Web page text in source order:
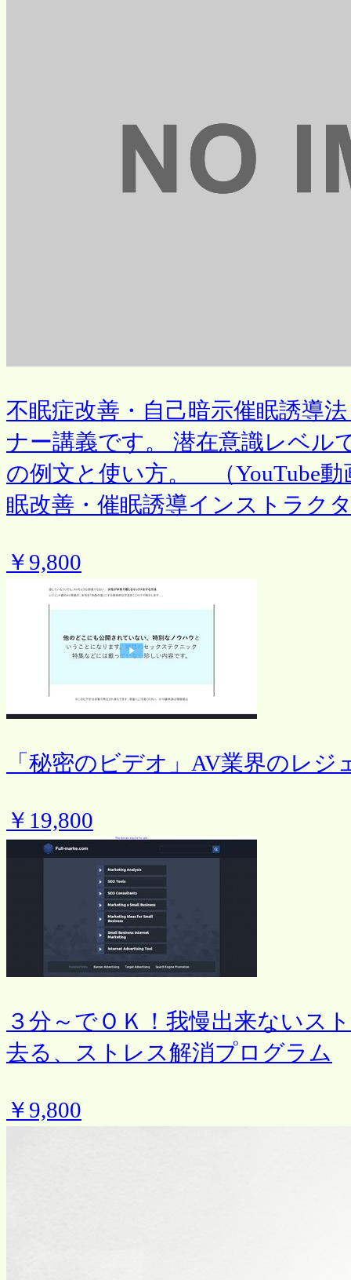
不眠症改善・自己暗示催眠誘導
ナー講義です。 潜在意識レベル
の例文と使い方。 （YouTube
眠改善・催眠誘導インストラク
￥9,800
「秘密のビデオ」AV業界のレジ
￥19,800
３分～でＯＫ！我慢出来ないス
去る、ストレス解消プログラム
￥9,800